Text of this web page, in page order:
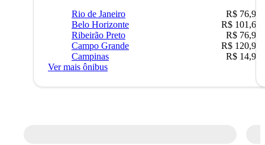
Rio de Janeiro
R$ 76,90
Belo Horizonte
R$ 101,67
Ribeirão Preto
R$ 76,90
Campo Grande
R$ 120,90
Campinas
R$ 14,90
Ver mais ônibus